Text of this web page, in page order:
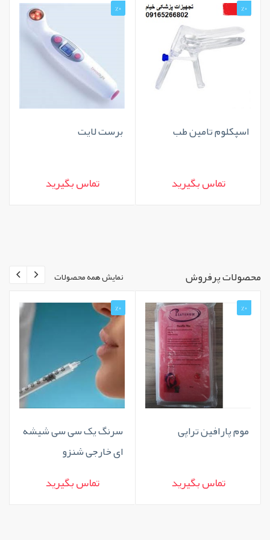
%0
اسپکلوم تامین طب
تماس بگیرید
%0
برست لایت
تماس بگیرید
نمایش همه محصولات محصولات پرفروش
%0
موم پارافین تراپی
تماس بگیرید
%0
سرنگ یک سی سی شیشه
ای خارجی شنزو
تماس بگیرید